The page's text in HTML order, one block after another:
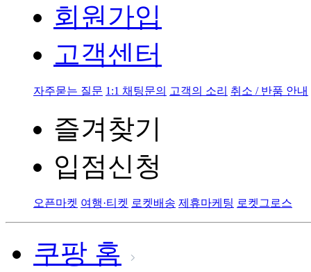
회원가입
고객센터
자주묻는 질문 1:1 채팅문의 고객의 소리 취소 / 반품 안내
즐겨찾기
입점신청
오픈마켓 여행·티켓 로켓배송 제휴마케팅 로켓그로스
쿠팡 홈